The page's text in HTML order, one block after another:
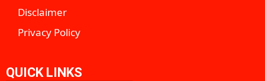
Disclaimer
Privacy Policy
QUICK LINKS